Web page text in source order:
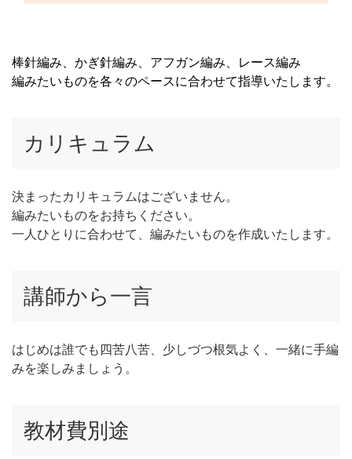
棒針編み、かぎ針編み、アフガン編み、レース編み
編みたいものを各々のペースに合わせて指導いたします。
カリキュラム
決まったカリキュラムはございません。
編みたいものをお持ちください。
一人ひとりに合わせて、編みたいものを作成いたします。
講師から一言
はじめは誰でも四苦八苦、少しづつ根気よく、一緒に手編
みを楽しみましょう。
教材費別途